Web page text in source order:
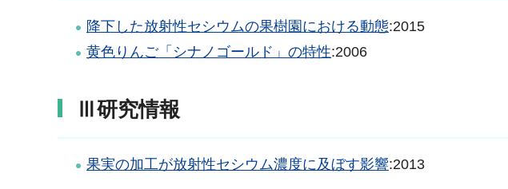
降下した放射性セシウムの果樹園における動態:2015
黄色りんご「シナノゴールド」の特性:2006
Ⅲ研究情報
果実の加工が放射性セシウム濃度に及ぼす影響:2013